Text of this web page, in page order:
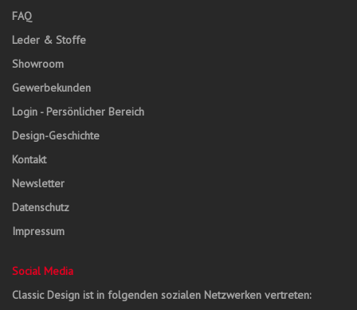
FAQ
Leder & Stoffe
Showroom
Gewerbekunden
Login - Persönlicher Bereich
Design-Geschichte
Kontakt
Newsletter
Datenschutz
Impressum
Social Media
Classic Design ist in folgenden sozialen Netzwerken vertreten: